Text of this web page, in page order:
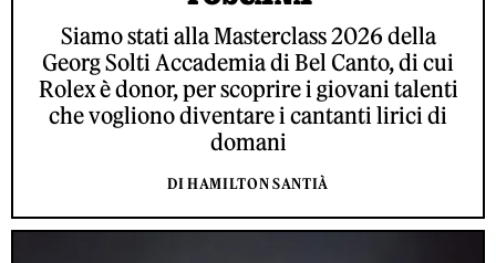
Siamo stati alla Masterclass 2026 della
Georg Solti Accademia di Bel Canto, di cui
Rolex è donor, per scoprire i giovani talenti
che vogliono diventare i cantanti lirici di
domani
DI HAMILTON SANTIÀ